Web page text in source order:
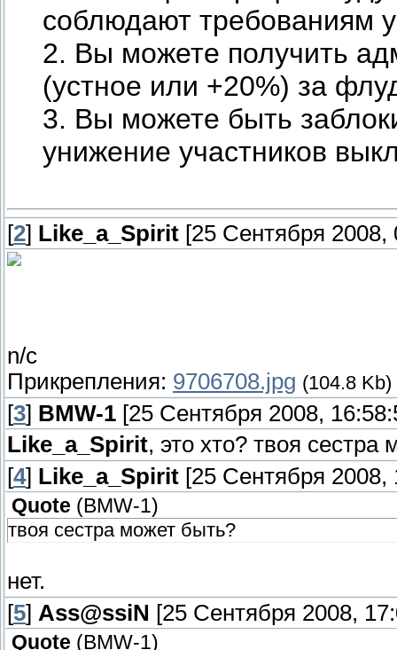
соблюдают требованиям
2. Вы можете получить
(устное или +20%) за
3. Вы можете быть
унижение участников
[2] Like_a_Spirit [25 Сентября 2008,
n/c
Прикрепления: 9706708.jpg (104.8 Kb)
[3] BMW-1 [25 Сентября 2008,
Like_a_Spirit, это хто? твоя сестра
[4] Like_a_Spirit [25 Сентября 2008,
Quote ( BMW-1)
твоя сестра может быть?
нет.
[5] Ass@ssiN [25 Сентября 2008,
Quote ( BMW-1)